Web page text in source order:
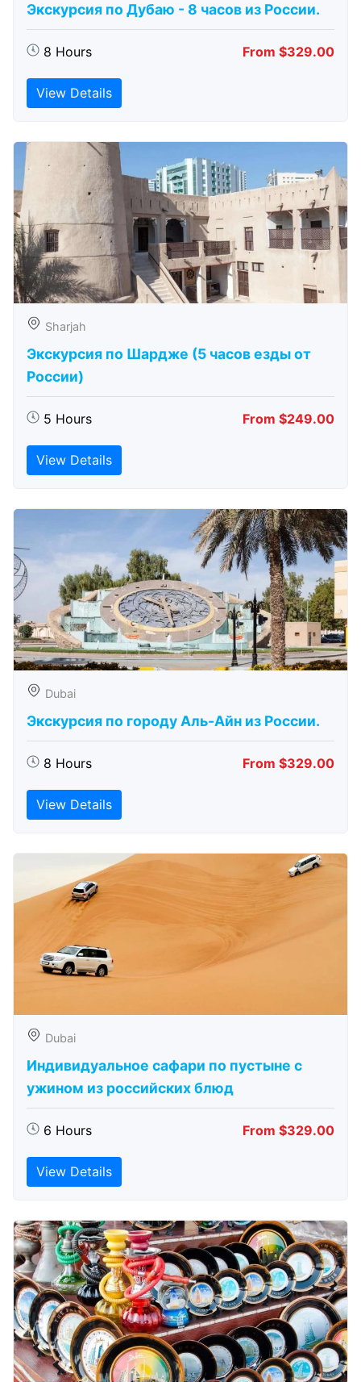
Экскурсия по Дубаю - 8 часов из России.
8 Hours From $329.00
View Details
Sharjah
Экскурсия по Шардже (5 часов езды от
России)
5 Hours From $249.00
View Details
Dubai
Экскурсия по городу Аль-Айн из России.
8 Hours From $329.00
View Details
Dubai
Индивидуальное сафари по пустыне с
ужином из российских блюд
6 Hours From $329.00
View Details